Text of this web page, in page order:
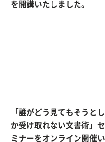
を開講いたしました。
「誰がどう見てもそうとし
か受け取れない文書術」セ
ミナーをオンライン開催い